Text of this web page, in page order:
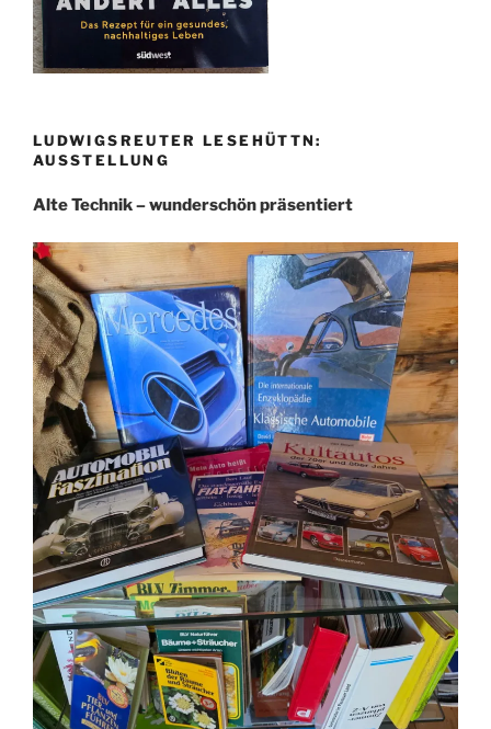
LUDWIGSREUTER LESEHÜTTN:
AUSSTELLUNG
Alte Technik – wunderschön präsentiert